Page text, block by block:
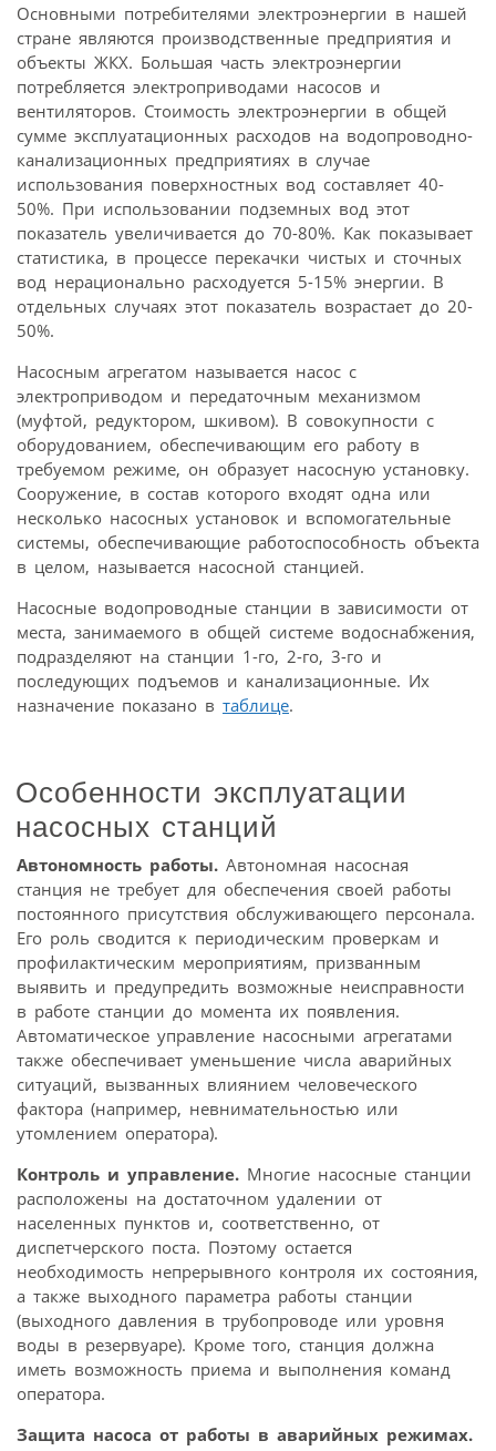
Основными потребителями электроэнергии в нашей
стране являются производственные предприятия и
объекты ЖКХ. Большая часть электроэнергии
потребляется электроприводами насосов и
вентиляторов. Стоимость электроэнергии в общей
сумме эксплуатационных расходов на водопроводно-
канализационных предприятиях в случае
использования поверхностных вод составляет 40-
50%. При использовании подземных вод этот
показатель увеличивается до 70-80%. Как показывает
статистика, в процессе перекачки чистых и сточных
вод нерационально расходуется 5-15% энергии. В
отдельных случаях этот показатель возрастает до 20-
50%.
Насосным агрегатом называется насос с
электроприводом и передаточным механизмом
(муфтой, редуктором, шкивом). В совокупности с
оборудованием, обеспечивающим его работу в
требуемом режиме, он образует насосную установку.
Сооружение, в состав которого входят одна или
несколько насосных установок и вспомогательные
системы, обеспечивающие работоспособность объекта
в целом, называется насосной станцией.
Насосные водопроводные станции в зависимости от
места, занимаемого в общей системе водоснабжения,
подразделяют на станции 1-го, 2-го, 3-го и
последующих подъемов и канализационные. Их
назначение показано в таблице.
Особенности эксплуатации
насосных станций
Автономность работы. Автономная насосная
станция не требует для обеспечения своей работы
постоянного присутствия обслуживающего персонала.
Его роль сводится к периодическим проверкам и
профилактическим мероприятиям, призванным
выявить и предупредить возможные неисправности
в работе станции до момента их появления.
Автоматическое управление насосными агрегатами
также обеспечивает уменьшение числа аварийных
ситуаций, вызванных влиянием человеческого
фактора (например, невнимательностью или
утомлением оператора).
Контроль и управление. Многие насосные станции
расположены на достаточном удалении от
населенных пунктов и, соответственно, от
диспетчерского поста. Поэтому остается
необходимость непрерывного контроля их состояния,
а также выходного параметра работы станции
(выходного давления в трубопроводе или уровня
воды в резервуаре). Кроме того, станция должна
иметь возможность приема и выполнения команд
оператора.
Защита насоса от работы в аварийных режимах.